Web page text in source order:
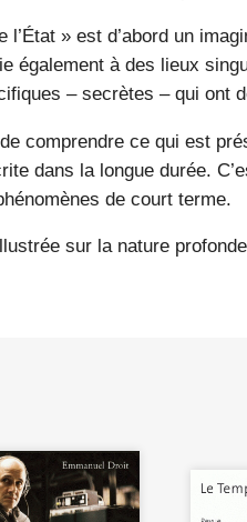
l’État » est d’abord un
également à des lieux
– secrètes – qui ont
comprendre ce qui est
dans la longue durée.
de court terme.
sur la nature